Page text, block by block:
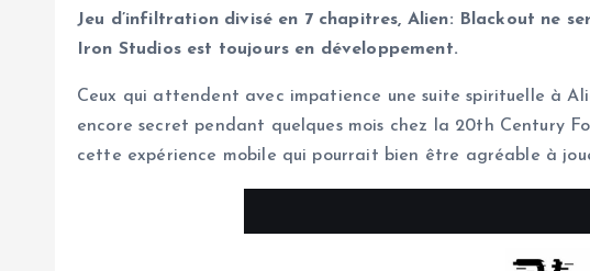
Jeu d’infiltration divisé en 7 chapitres, Alien: Blackout ne
Iron Studios est toujours en développement.
Ceux qui attendent avec impatience une suite spirituelle à
encore secret pendant quelques mois chez la 20th Century
cette expérience mobile qui pourrait bien être agréable à